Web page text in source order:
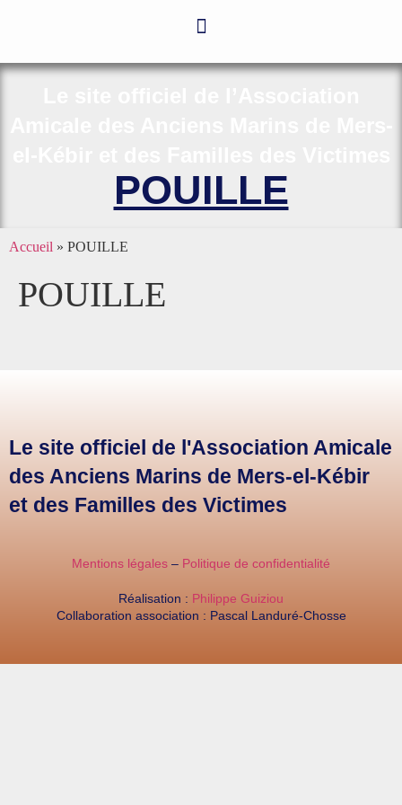
POUILLE
Accueil » POUILLE
POUILLE
Le site officiel de l'Association Amicale
des Anciens Marins de Mers-el-Kébir
et des Familles des Victimes
Mentions légales – Politique de confidentialité
Réalisation : Philippe Guiziou
Collaboration association : Pascal Landuré-Chosse